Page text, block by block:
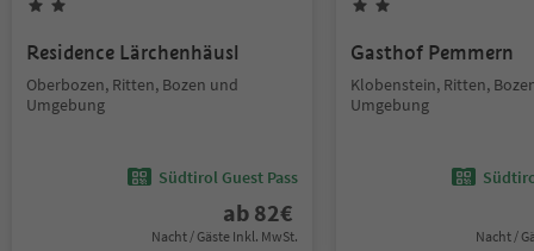
Residence Lärchenhäusl
Oberbozen, Ritten, Bozen und
Umgebung
Südtirol Guest Pass
ab 82€
Nacht / Gäste Inkl. MwSt.
Gasthof Pemmern
Klobenstein, Ritten,
Umgebung
Nacht /